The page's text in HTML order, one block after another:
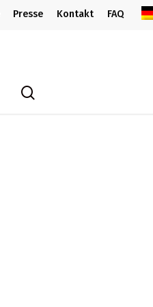
Presse Kontakt FAQ